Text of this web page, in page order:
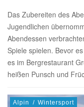
Das Zubereiten des
Jugendlichen
Abendessen
Spiele spielen. Bevor
es im Bergrestaurant
heißen Punsch und
Alpin / Wintersport